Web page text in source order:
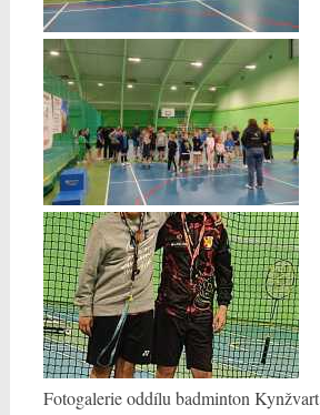
Fotogalerie oddílu badminton Kynžvart